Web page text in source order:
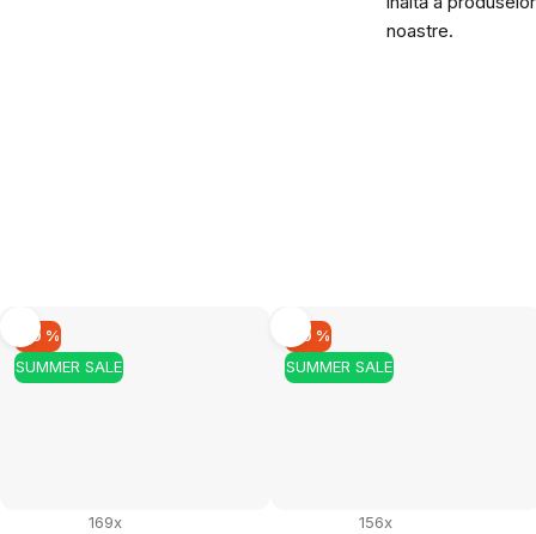
noastre.
SUMMER SALE
–10 %
169x
SUMMER SALE
–10 %
156x